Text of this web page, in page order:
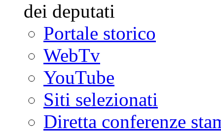
dei deputati
Portale storico
WebTv
YouTube
Siti selezionati
Diretta conferenze